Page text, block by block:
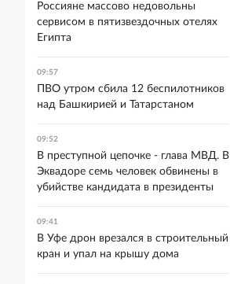
Россияне массово недовольны
сервисом в пятизвездочных отелях
Египта
09:57
ПВО утром сбила 12 беспилотников
над Башкирией и Татарстаном
09:52
В преступной цепочке - глава МВД. В
Эквадоре семь человек обвинены в
убийстве кандидата в президенты
09:41
В Уфе дрон врезался в строительный
кран и упал на крышу дома